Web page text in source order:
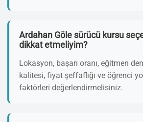
Ardahan Göle sürücü kursu
dikkat etmeliyim?
Lokasyon, başarı oranı, eğitmen
kalitesi, fiyat şeffaflığı ve öğrenci
faktörleri değerlendirmelisiniz.